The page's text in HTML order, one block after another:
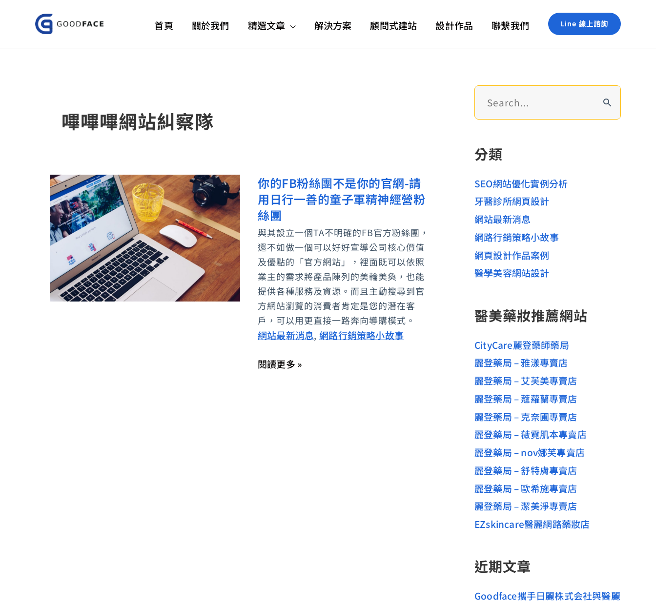
首頁 關於我們 精選文章 解決方案 顧問式建站 設計作品 聯繫我們 Line 線上諮詢
嗶嗶嗶網站糾察隊
你的FB粉絲團不是你的官網-請
用日行一善的童子軍精神經營粉
絲團
與其設立一個TA不明確的FB官方粉絲團，
還不如做一個可以好好宣導公司核心價值
及優點的「官方網站」，裡面既可以依照
業主的需求將產品陳列的美輪美奐，也能
提供各種服務及資源。而且主動搜尋到官
方網站瀏覽的消費者肯定是您的潛在客
戶，可以用更直接一路奔向導購模式。
網站最新消息, 網路行銷策略小故事
你
的
FB
粉
絲
團
不
是
你
的
官
請
閱讀更多 »
尋
字
:
分類
SEO網站優化實例分析
牙醫診所網頁設計
網站最新消息
網路行銷策略小故事
網頁設計作品案例
醫學美容網站設計
醫美藥妝推薦網站
CityCare麗登藥師藥局
麗登藥局 – 雅漾專賣店
麗登藥局 – 艾芙美專賣店
麗登藥局 – 蔻蘿蘭專賣店
麗登藥局 – 克奈圃專賣店
麗登藥局 – 薇霓肌本專賣店
麗登藥局 – nov娜芙專賣店
麗登藥局 – 舒特膚專賣店
麗登藥局 – 歐希施專賣店
麗登藥局 – 潔美淨專賣店
EZskincare醫麗網路藥妝店
近期文章
Goodface攜手日麗株式会社與醫麗